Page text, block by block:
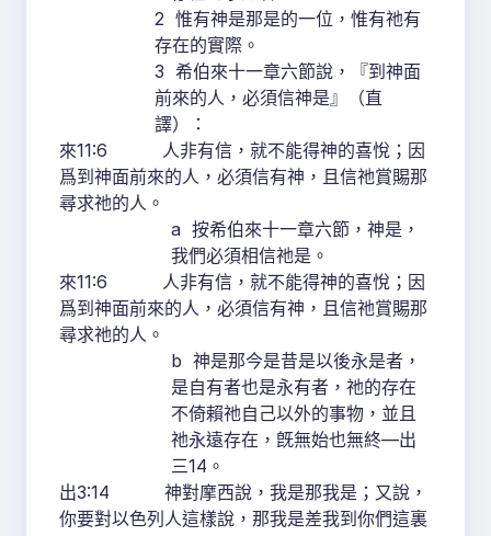
2 惟有神是那是的一位，惟有祂有
存在的實際。
3 希伯來十一章六節說，『到神面
前來的人，必須信神是』（直
譯）：
來11:6 人非有信，就不能得神的喜悅；因
爲到神面前來的人，必須信有神，且信祂賞賜那
尋求祂的人。
a 按希伯來十一章六節，神是，
我們必須相信祂是。
來11:6 人非有信，就不能得神的喜悅；因
爲到神面前來的人，必須信有神，且信祂賞賜那
尋求祂的人。
b 神是那今是昔是以後永是者，
是自有者也是永有者，祂的存在
不倚賴祂自己以外的事物，並且
祂永遠存在，旣無始也無終—出
三14。
出3:14 神對摩西說，我是那我是；又說，
你要對以色列人這樣說，那我是差我到你們這裏